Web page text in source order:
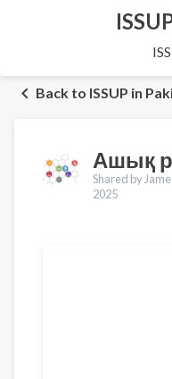
Back to ISSUP in
Ашық
Shared by
2025